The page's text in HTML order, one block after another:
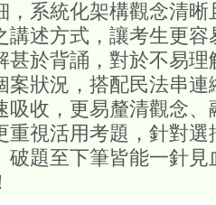
，系統化架構觀念清
講述方式，讓考生更
甚於背誦，對於不易
案狀況，搭配民法串
吸收，更易釐清觀念
重視活用考題，針對
破題至下筆皆能一針